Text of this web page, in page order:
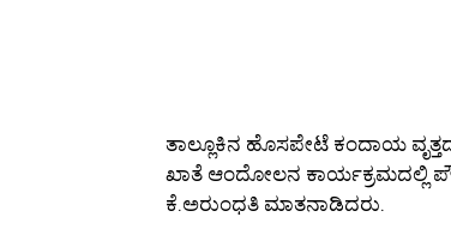
ತಾಲ್ಲೂಕಿನ ಹೊಸಪೇಟೆ ಕಂದಾಯ
ಖಾತೆ ಆಂದೋಲನ ಕಾರ್ಯಕ್ರಮದಲ್ಲಿ ಪೌತಿ
ಕೆ.ಅರುಂಧತಿ ಮಾತನಾಡಿದರು.